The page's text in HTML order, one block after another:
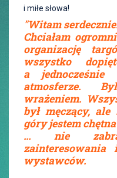
i miłe słowa!
"Witam
Chciałam
organizację
wszystko
a
atmosferze.
wrażeniem.
był męczący,
góry jestem
… nie
wystawców.